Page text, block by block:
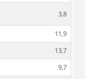
3,8
11,9
13,7
9,7